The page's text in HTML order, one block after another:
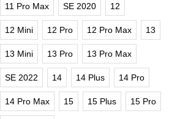
11 Pro Max SE 2020 12
12 Mini 12 Pro 12 Pro Max 13
13 Mini 13 Pro 13 Pro Max
SE 2022 14 14 Plus 14 Pro
14 Pro Max 15 15 Plus 15 Pro